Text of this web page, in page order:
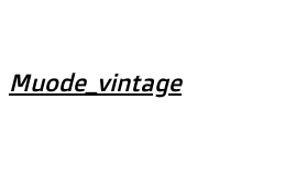
Muode_vintage